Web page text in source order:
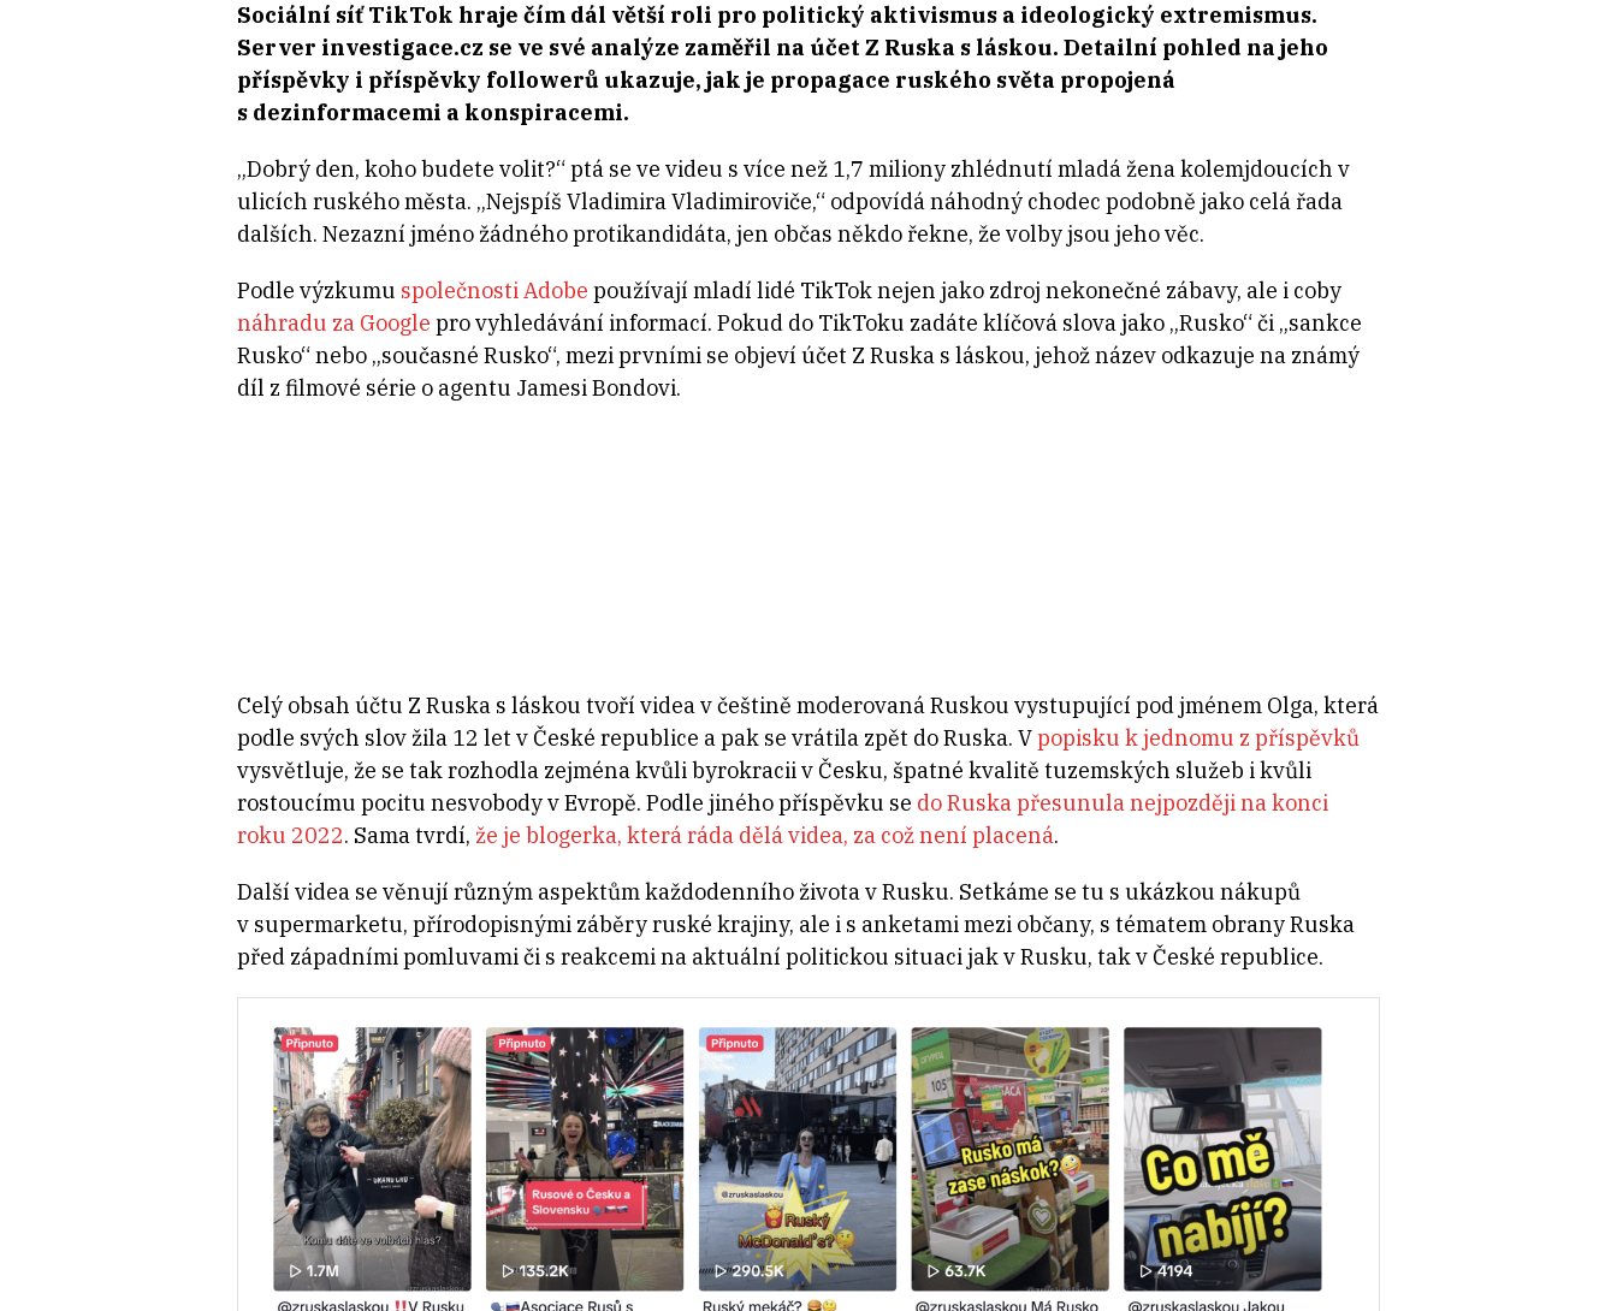
Sociální síť TikTok hraje čím dál větší roli pro politický aktivismus a ideologický extremismus.
Server investigace.cz se ve své analýze zaměřil na účet Z Ruska s láskou. Detailní pohled na jeho
příspěvky i příspěvky followerů ukazuje, jak je propagace ruského světa propojená
s dezinformacemi a konspiracemi.
„Dobrý den, koho budete volit?“ ptá se ve videu s více než 1,7 miliony zhlédnutí mladá žena kolemjdoucích v
ulicích ruského města. „Nejspíš Vladimira Vladimiroviče,“ odpovídá náhodný chodec podobně jako celá řada
dalších. Nezazní jméno žádného protikandidáta, jen občas někdo řekne, že volby jsou jeho věc.
Podle výzkumu společnosti Adobe používají mladí lidé TikTok nejen jako zdroj nekonečné zábavy, ale i coby
náhradu za Google pro vyhledávání informací. Pokud do TikToku zadáte klíčová slova jako „Rusko“ či „sankce
Rusko“ nebo „současné Rusko“, mezi prvními se objeví účet Z Ruska s láskou, jehož název odkazuje na známý
díl z filmové série o agentu Jamesi Bondovi.
Celý obsah účtu Z Ruska s láskou tvoří videa v češtině moderovaná Ruskou vystupující pod jménem Olga, která
podle svých slov žila 12 let v České republice a pak se vrátila zpět do Ruska. Vpopisku k jednomu z příspěvků
vysvětluje, že se tak rozhodla zejména kvůli byrokracii v Česku, špatné kvalitě tuzemských služeb i kvůli
rostoucímu pocitu nesvobody v Evropě. Podle jiného příspěvku se do Ruska přesunula nejpozději na konci
roku 2022. Sama tvrdí, že je blogerka, která ráda dělá videa, za což není placená.
Další videa se věnují různým aspektům každodenního života v Rusku. Setkáme se tu s ukázkou nákupů
v supermarketu, přírodopisnými záběry ruské krajiny, ale i s anketami mezi občany, s tématem obrany Ruska
před západními pomluvami či s reakcemi na aktuální politickou situaci jak v Rusku, tak v České republice.